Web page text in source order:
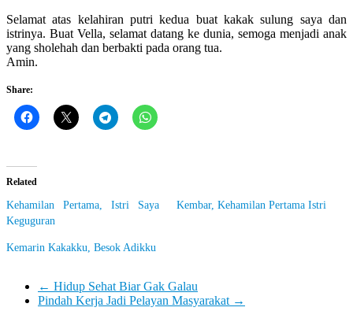
Selamat atas kelahiran putri kedua buat kakak sulung saya dan
istrinya. Buat Vella, selamat datang ke dunia, semoga menjadi anak
yang sholehah dan berbakti pada orang tua.
Amin.
Share:
Related
Kehamilan Pertama, Istri Saya
Keguguran
Kembar, Kehamilan Pertama Istri
Kemarin Kakakku, Besok Adikku
← Hidup Sehat Biar Gak Galau
Pindah Kerja Jadi Pelayan Masyarakat →